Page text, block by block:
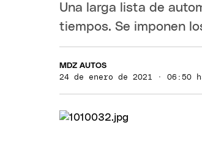
Una larga lista de
tiempos. Se imponen
MDZ AUTOS
24 de enero de 2021 · 06:50